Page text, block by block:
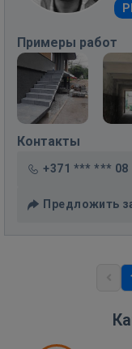
Примеры работ
Контакты
+371 *** *** 08
Предложить